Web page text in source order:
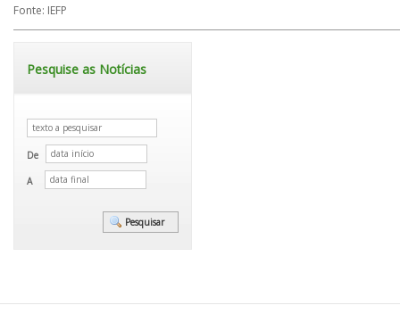
Fonte: IEFP
Pesquise as Notícias
De
A